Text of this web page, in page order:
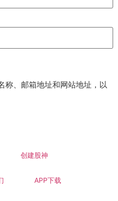
称、邮箱地址和网站地址，以
创建股神
APP下载